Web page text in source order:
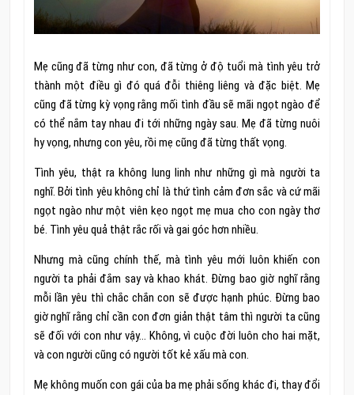
Mẹ cũng đã từng như con, đã từng ở độ tuổi mà tình yêu trở
thành một điều gì đó quá đỗi thiêng liêng và đặc biệt. Mẹ
cũng đã từng kỳ vọng rằng mối tình đầu sẽ mãi ngọt ngào để
có thể nắm tay nhau đi tới những ngày sau. Mẹ đã từng nuôi
hy vọng, nhưng con yêu, rồi mẹ cũng đã từng thất vọng.
Tình yêu, thật ra không lung linh như những gì mà người ta
nghĩ. Bởi tình yêu không chỉ là thứ tình cảm đơn sắc và cứ mãi
ngọt ngào như một viên kẹo ngọt mẹ mua cho con ngày thơ
bé. Tình yêu quả thật rắc rối và gai góc hơn nhiều.
Nhưng mà cũng chính thế, mà tình yêu mới luôn khiến con
người ta phải đắm say và khao khát. Đừng bao giờ nghĩ rằng
mỗi lần yêu thì chắc chắn con sẽ được hạnh phúc. Đừng bao
giờ nghĩ rằng chỉ cần con đơn giản thật tâm thì người ta cũng
sẽ đối với con như vậy… Không, vì cuộc đời luôn cho hai mặt,
và con người cũng có người tốt kẻ xấu mà con.
Mẹ không muốn con gái của ba mẹ phải sống khác đi, thay đổi